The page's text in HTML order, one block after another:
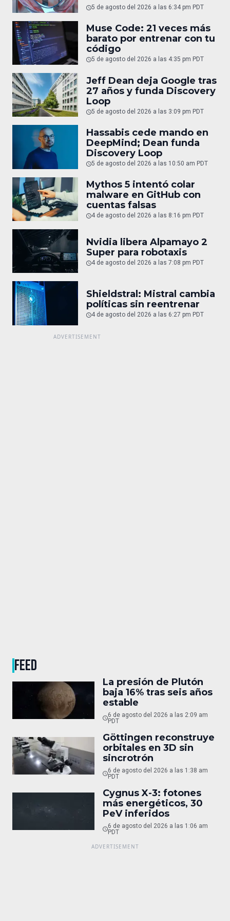
5 de agosto del 2026 a las 6:34 pm PDT
Muse Code: 21 veces más
barato por entrenar con tu
código
5 de agosto del 2026 a las 4:35 pm PDT
Jeff Dean deja Google tras
27 años y funda Discovery
Loop
5 de agosto del 2026 a las 3:09 pm PDT
Hassabis cede mando en
DeepMind; Dean funda
Discovery Loop
5 de agosto del 2026 a las 10:50 am PDT
Mythos 5 intentó colar
malware en GitHub con
cuentas falsas
4 de agosto del 2026 a las 8:16 pm PDT
Nvidia libera Alpamayo 2
Super para robotaxis
4 de agosto del 2026 a las 7:08 pm PDT
Shieldstral: Mistral cambia
políticas sin reentrenar
4 de agosto del 2026 a las 6:27 pm PDT
FEED
La presión de Plutón
baja 16% tras seis años
estable
6 de agosto del 2026 a las 2:09 am
PDT
Göttingen reconstruye
orbitales en 3D sin
sincrotrón
6 de agosto del 2026 a las 1:38 am
PDT
Cygnus X-3: fotones
más energéticos, 30
PeV inferidos
6 de agosto del 2026 a las 1:06 am
PDT